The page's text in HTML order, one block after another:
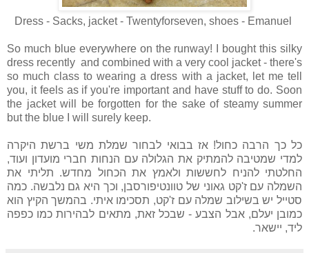
So much blue everywhere on the runway! I bought this silky
dress recently and combined with a very cool jacket - there's
so much class to wearing a dress with a jacket, let me tell
you, it feels as if you're important and have stuff to do. Soon
the jacket will be forgotten for the sake of steamy summer
but the blue I will surely keep.
כל כך הרבה כחול! אז בבואי לבחור שמלת משי ברשת היקרה
למדי שמטיבה להמתיק את הגלולה עם הנחות חברי מועדון ועוד,
החלטתי להניח לחששות ולאמץ את הכחול מחדש. תליתי את
השמלה עם ז'קט גאוני של טוונטיפורסבן, וכך היא גם נלבשה. כמה
סטייל יש בשילוב שמלה עם ז'קט, תסכימו איתי. בהמשך הקיץ הוא
כמובן יעלם, אבל הצבע - שבכל זאת, מתאים לבהירות כמו כפפה
ליד, יישאר.